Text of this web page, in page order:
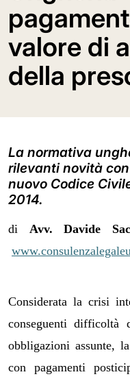
valore di
della
La normativa
rilevanti novità
nuovo Codice
2014.
di Avv. Davide
Considerata la crisi
conseguenti
obbligazioni assunte,
con pagamenti